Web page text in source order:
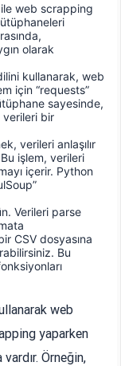
web scrapping
olarak
kullanarak, web
için “requests”
sayesinde,
bir
verileri anlaşılır
işlem, verileri
içerir. Python
Verileri parse
CSV dosyasına
Bu
web
yaparken
Örneğin,